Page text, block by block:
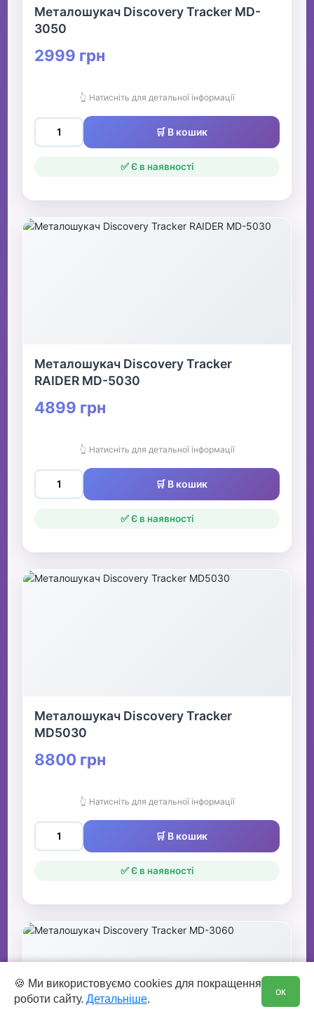
Металошукач Discovery Tracker MD-
3050
2999 грн
👆 Натисніть для детальної інформації
🛒 В кошик
✅ Є в наявності
Металошукач Discovery Tracker
RAIDER MD-5030
4899 грн
👆 Натисніть для детальної інформації
🛒 В кошик
✅ Є в наявності
Металошукач Discovery Tracker
MD5030
8800 грн
👆 Натисніть для детальної інформації
🛒 В кошик
✅ Є в наявності
🍪 Ми використовуємо cookies для покращення
роботи сайту. Детальніше.
ок
0